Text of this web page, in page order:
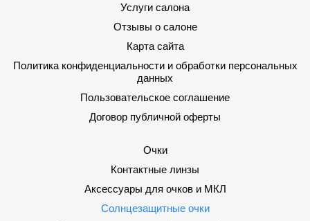
Услуги салона
Отзывы о салоне
Карта сайта
Политика конфиденциальности и обработки персональных
данных
Пользовательское соглашение
Договор публичной оферты
Очки
Контактные линзы
Аксессуары для очков и МКЛ
Солнцезащитные очки